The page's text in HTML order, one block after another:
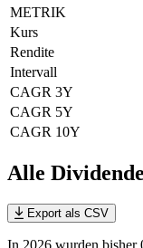
METRIK
Kurs
Rendite
Intervall
CAGR 3Y
CAGR 5Y
CAGR 10Y
Alle
Export als CSV